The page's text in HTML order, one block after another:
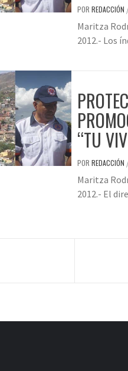
POR REDACCIÓN /
Maritza
2012.- Los
“TU
POR REDACCIÓN /
Maritza
2012.- El